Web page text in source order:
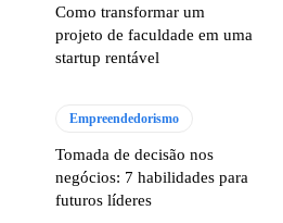
Como transformar um
projeto de faculdade em uma
startup rentável
Empreendedorismo
Tomada de decisão nos
negócios: 7 habilidades para
futuros líderes